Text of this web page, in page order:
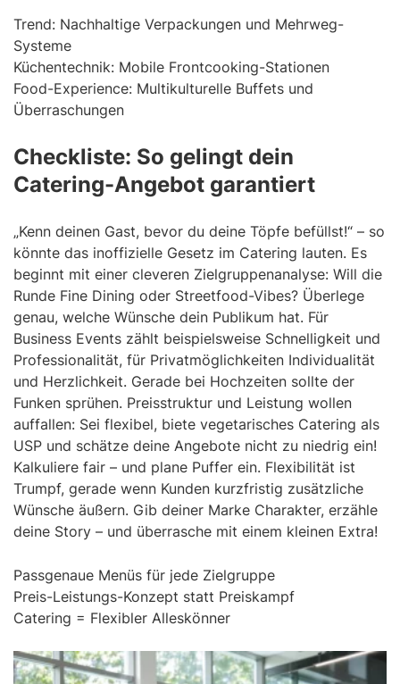
Trend: Nachhaltige Verpackungen und Mehrweg-
Systeme
Küchentechnik: Mobile Frontcooking-Stationen
Food-Experience: Multikulturelle Buffets und
Überraschungen
Checkliste: So gelingt dein
Catering-Angebot garantiert
„Kenn deinen Gast, bevor du deine Töpfe befüllst!“ – so
könnte das inoffizielle Gesetz im Catering lauten. Es
beginnt mit einer cleveren Zielgruppenanalyse: Will die
Runde Fine Dining oder Streetfood-Vibes? Überlege
genau, welche Wünsche dein Publikum hat. Für
Business Events zählt beispielsweise Schnelligkeit und
Professionalität, für Privatmöglichkeiten Individualität
und Herzlichkeit. Gerade bei Hochzeiten sollte der
Funken sprühen. Preisstruktur und Leistung wollen
auffallen: Sei flexibel, biete vegetarisches Catering als
USP und schätze deine Angebote nicht zu niedrig ein!
Kalkuliere fair – und plane Puffer ein. Flexibilität ist
Trumpf, gerade wenn Kunden kurzfristig zusätzliche
Wünsche äußern. Gib deiner Marke Charakter, erzähle
deine Story – und überrasche mit einem kleinen Extra!
Passgenaue Menüs für jede Zielgruppe
Preis-Leistungs-Konzept statt Preiskampf
Catering = Flexibler Alleskönner